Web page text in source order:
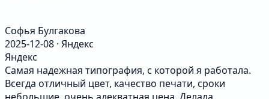
Софья Булгакова
2025-12-08 · Яндекс
Яндекс
Самая надежная типография, с которой я работала.
Всегда отличный цвет, качество печати, сроки